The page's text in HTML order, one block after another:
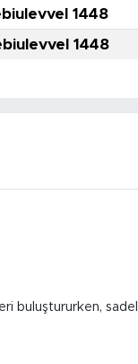
1448
1448
buluştururken,